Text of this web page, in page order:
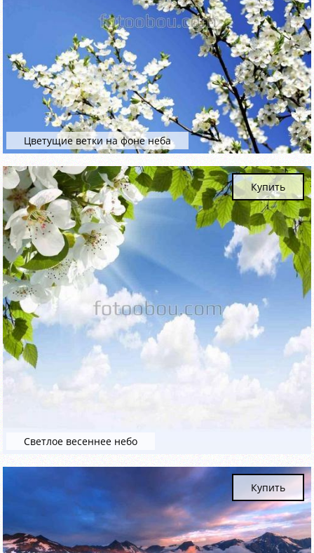
Цветущие ветки на фоне неба
Светлое весеннее небо
Купить
Купить